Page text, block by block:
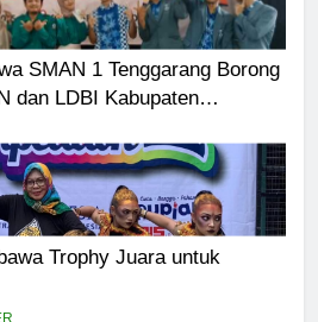
SMAN 1 Tenggarang Borong
dan LDBI Kabupaten
Trophy Juara untuk